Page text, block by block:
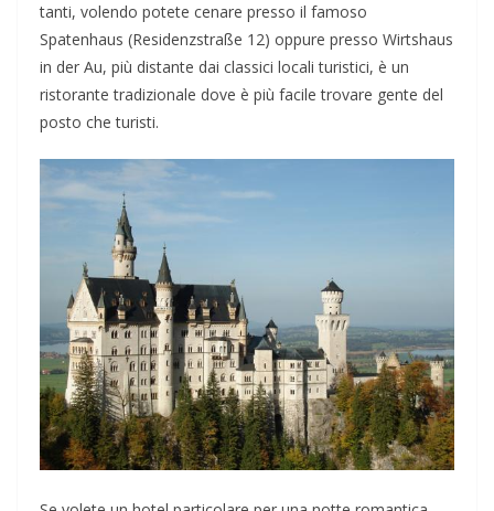
tanti, volendo potete cenare presso il famoso
Spatenhaus (Residenzstraße 12) oppure presso Wirtshaus
in der Au, più distante dai classici locali turistici, è un
ristorante tradizionale dove è più facile trovare gente del
posto che turisti.